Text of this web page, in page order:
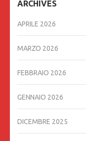
ARCHIVES
APRILE 2026
MARZO 2026
FEBBRAIO 2026
GENNAIO 2026
DICEMBRE 2025